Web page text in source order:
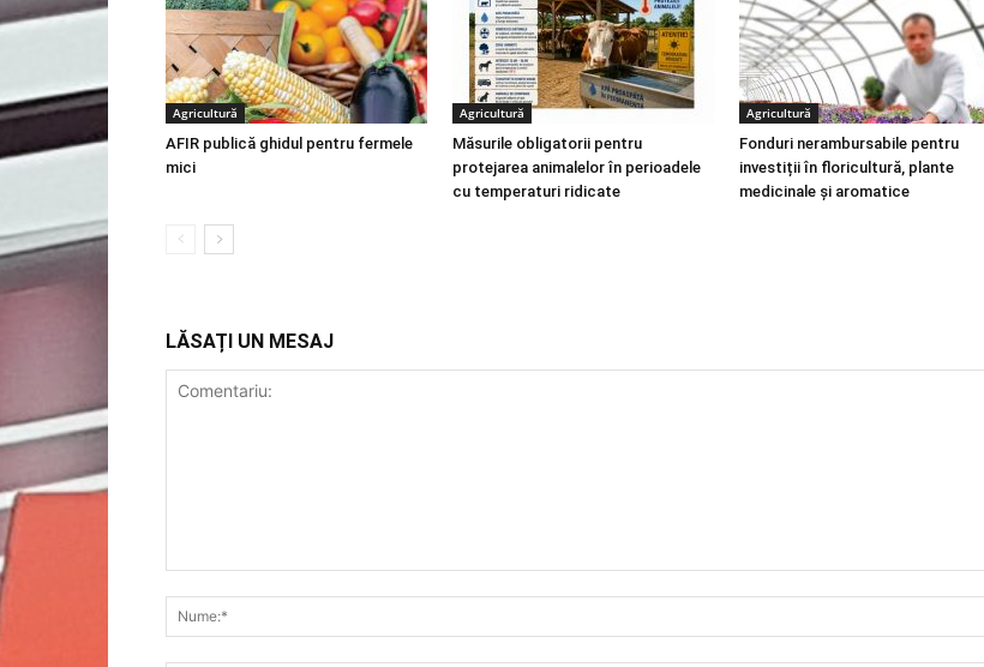
Agricultură
AFIR publică ghidul pentru fermele
mici
Agricultură
Măsurile obligatorii pentru
protejarea animalelor în perioadele
cu temperaturi ridicate
Agricultură
Fonduri nerambursabile pentru
investiții în floricultură, plante
medicinale și aromatice
LĂSAȚI UN MESAJ